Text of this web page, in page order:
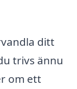
ditt
trivs ännu
om ett